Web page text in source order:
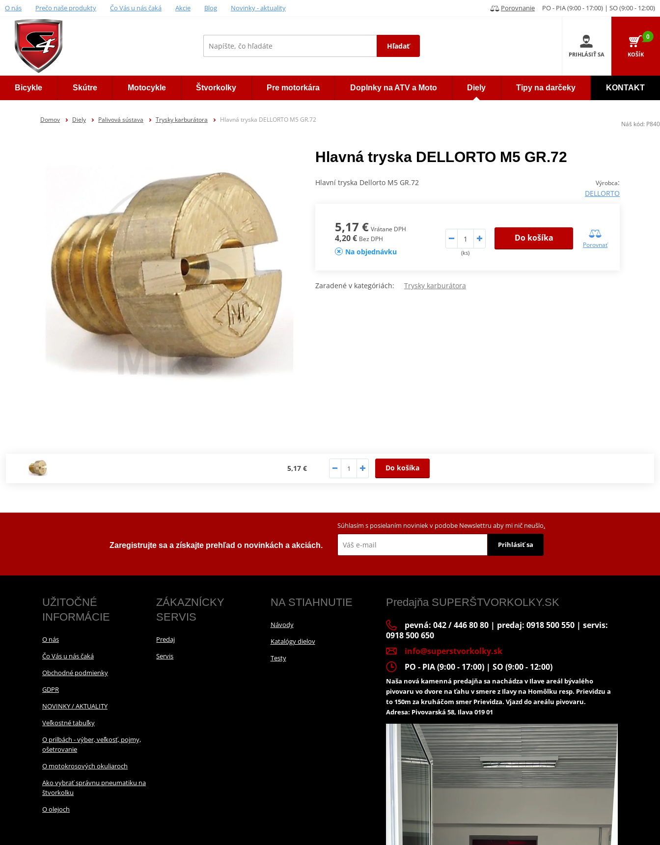
O nás Prečo naše produkty Čo Vás u nás čaká Akcie Blog Novinky - aktuality Porovnanie PO - PIA (9:00 - 17:00) | SO (9:00 - 12:00)
Hľadať
PRIHLÁSIŤ SA
0
KOŠÍK
Bicykle Skútre Motocykle Štvorkolky Pre motorkára Doplnky na ATV a Moto Diely Tipy na darčeky KONTAKT
Domov Diely Palivová sústava Trysky karburátora Hlavná tryska DELLORTO M5 GR.72
Hlavná tryska DELLORTO M5 GR.72
Výrobca:
DELLORTO
Hlavní tryska Dellorto M5 GR.72
5,17 € Vrátane DPH
4,20 € Bez DPH
Na objednávku (ks)
Do košíka
Porovnať
Zaradené v kategóriách: Trysky karburátora
5,17 € Do košíka
Náš kód: P840
Zaregistrujte sa a získajte prehľad o novinkách a akciách.
Súhlasím s posielaním noviniek v podobe Newslettru aby mi nič neušlo.
Prihlásiť sa
UŽITOČNÉ
INFORMÁCIE
O nás
Čo Vás u nás čaká
Obchodné podmienky
GDPR
NOVINKY / AKTUALITY
Veľkostné tabuľky
O prilbách - výber, veľkosť, pojmy,
ošetrovanie
O motokrosových okuliaroch
Ako vybrať správnu pneumatiku na
štvorkolku
O olejoch
ZÁKAZNÍCKY
SERVIS
Predaj
Servis
NA STIAHNUTIE
Návody
Katalógy dielov
Testy
Predajňa SUPERŠTVORKOLKY.SK
pevná: 042 / 446 80 80 | predaj: 0918 500 550 | servis:
0918 500 650
info@superstvorkolky.sk
PO - PIA (9:00 - 17:00) | SO (9:00 - 12:00)
Naša nová kamenná predajňa sa nachádza v Ilave areál bývalého
pivovaru vo dvore na ťahu v smere z Ilavy na Homôlku resp. Prievidzu a
to 150m za kruháčom smer Prievidza. Vjazd do areálu pivovaru.
Adresa: Pivovarská 58, Ilava 019 01